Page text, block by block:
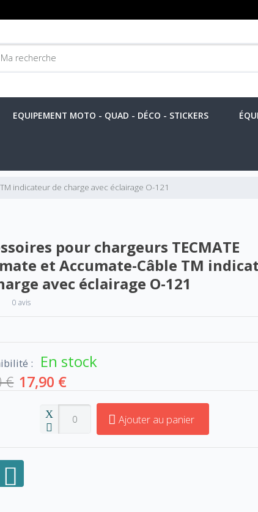
EQUIPEMENT MOTO - QUAD - DÉCO - STICKERS
indicateur de charge avec éclairage O-121
pour chargeurs TECMATE
et Accumate-Câble TM
avec éclairage O-121
0 avis
: En stock
€ 17,90 €
Ajouter au panier